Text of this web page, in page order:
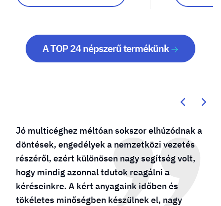
A TOP 24 népszerű termékünk
Jó multicéghez méltóan sokszor elhúzódnak a
döntések, engedélyek a nemzetközi vezetés
részéről, ezért különösen nagy segítség volt,
hogy mindig azonnal tdutok reagálni a
kéréseinkre. A kért anyagaink időben és
tökéletes minőségben készülnek el, nagy